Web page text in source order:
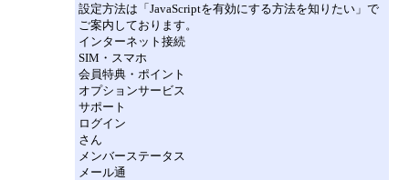
設定方法は「JavaScriptを有効にする方法を知りたい」で
ご案内しております。
インターネット接続
SIM・スマホ
会員特典・ポイント
オプションサービス
サポート
ログイン
さん
メンバーステータス
メール通